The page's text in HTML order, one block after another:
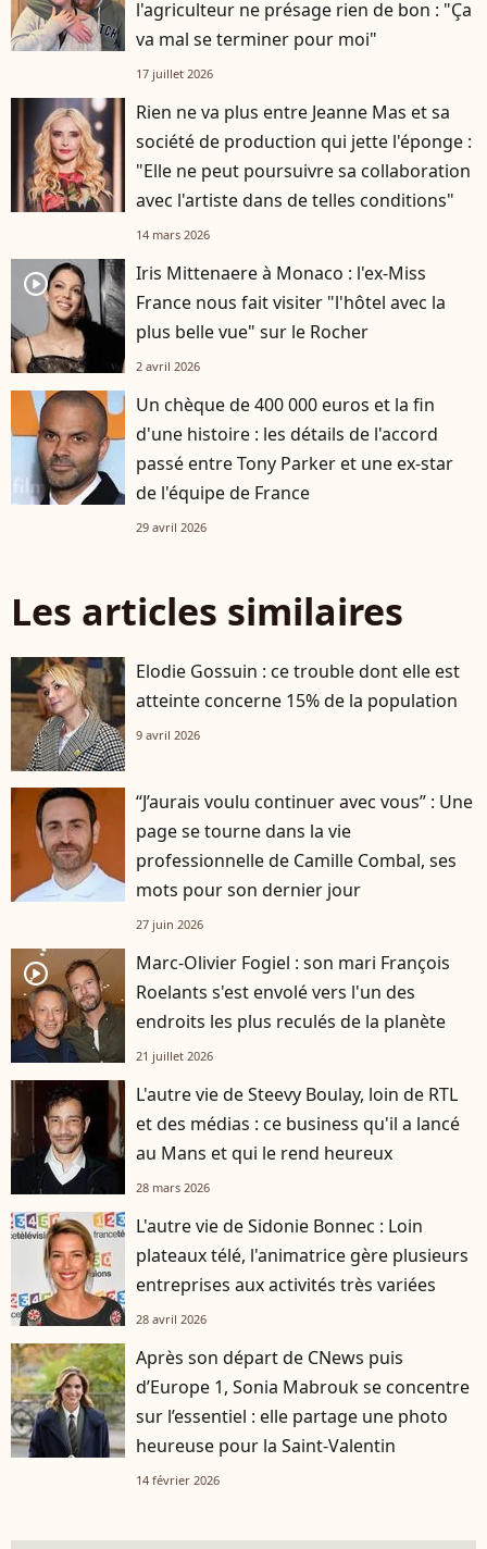
l'agriculteur ne présage rien de bon : "Ça
va mal se terminer pour moi"
17 juillet 2026
Rien ne va plus entre Jeanne Mas et sa
société de production qui jette l'éponge :
"Elle ne peut poursuivre sa collaboration
avec l'artiste dans de telles conditions"
14 mars 2026
player2
Iris Mittenaere à Monaco : l'ex-Miss
France nous fait visiter "l'hôtel avec la
plus belle vue" sur le Rocher
2 avril 2026
Un chèque de 400 000 euros et la fin
d'une histoire : les détails de l'accord
passé entre Tony Parker et une ex-star
de l'équipe de France
29 avril 2026
Les articles similaires
Elodie Gossuin : ce trouble dont elle est
atteinte concerne 15% de la population
9 avril 2026
“J’aurais voulu continuer avec vous” : Une
page se tourne dans la vie
professionnelle de Camille Combal, ses
mots pour son dernier jour
27 juin 2026
player2
Marc-Olivier Fogiel : son mari François
Roelants s'est envolé vers l'un des
endroits les plus reculés de la planète
21 juillet 2026
L'autre vie de Steevy Boulay, loin de RTL
et des médias : ce business qu'il a lancé
au Mans et qui le rend heureux
28 mars 2026
L'autre vie de Sidonie Bonnec : Loin
plateaux télé, l'animatrice gère plusieurs
entreprises aux activités très variées
28 avril 2026
Après son départ de CNews puis
d’Europe 1, Sonia Mabrouk se concentre
sur l’essentiel : elle partage une photo
heureuse pour la Saint-Valentin
14 février 2026